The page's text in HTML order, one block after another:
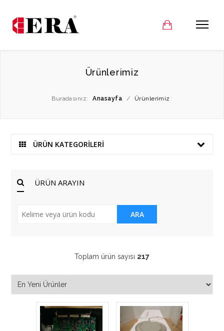
Ürünlerimiz
Buradasınız: Anasayfa / Ürünlerimiz
ÜRÜN KATEGORİLERİ
ÜRÜN ARAYIN
ARA
Toplam ürün sayısı 217